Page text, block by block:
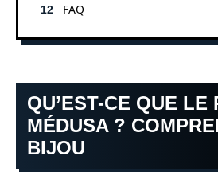
FAQ
QU’EST-CE QUE LE
MÉDUSA ?
BIJOU